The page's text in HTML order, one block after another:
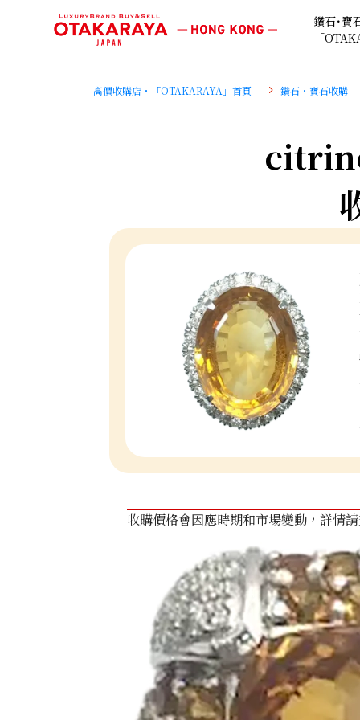
鑽石･寶
「
高價收購店・「OTAKARAYA」首頁 鑽石・寶石收購
收購價格會因應時期和市場變動，詳情